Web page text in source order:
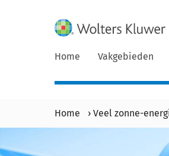
Home Vakgebieden
Home › Veel zonne-